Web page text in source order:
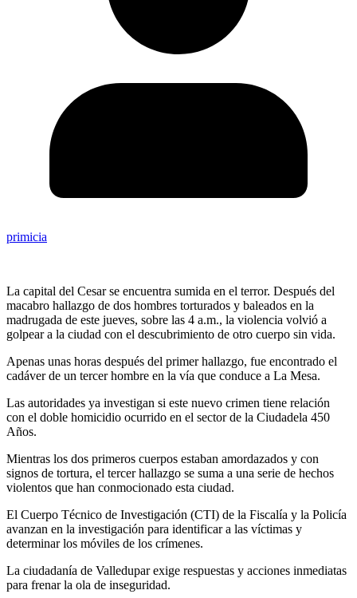
primicia
La capital del Cesar se encuentra sumida en el terror. Después del
macabro hallazgo de dos hombres torturados y baleados en la
madrugada de este jueves, sobre las 4 a.m., la violencia volvió a
golpear a la ciudad con el descubrimiento de otro cuerpo sin vida.
Apenas unas horas después del primer hallazgo, fue encontrado el
cadáver de un tercer hombre en la vía que conduce a La Mesa.
Las autoridades ya investigan si este nuevo crimen tiene relación
con el doble homicidio ocurrido en el sector de la Ciudadela 450
Años.
Mientras los dos primeros cuerpos estaban amordazados y con
signos de tortura, el tercer hallazgo se suma a una serie de hechos
violentos que han conmocionado esta ciudad.
El Cuerpo Técnico de Investigación (CTI) de la Fiscalía y la Policía
avanzan en la investigación para identificar a las víctimas y
determinar los móviles de los crímenes.
La ciudadanía de Valledupar exige respuestas y acciones inmediatas
para frenar la ola de inseguridad.